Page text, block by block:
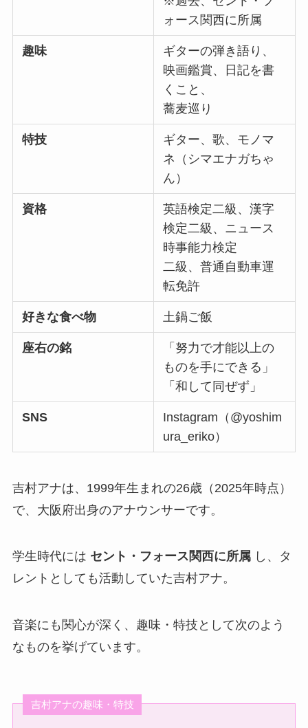
ォース関西に所属
趣味
ギターの弾き語り、
映画鑑賞、日記を書
くこと、
蕎麦巡り
特技
ギター、歌、モノマ
ネ（シマエナガちゃ
ん）
資格
英語検定二級、漢字
検定二級、ニュース
時事能力検定
二級、普通自動車運
転免許
好きな食べ物 土鍋ご飯
座右の銘
「努力で才能以上の
ものを手にできる」
「和して同ぜず」
SNS
Instagram（@yoshim
ura_eriko）
吉村アナは、1999年生まれの26歳（2025年時点）
で、大阪府出身のアナウンサーです。
学生時代には セント・フォース関西に所属し、タ
レントとしても活動していた吉村アナ。
音楽にも関心が深く、趣味・特技として次のよう
なものを挙げています。
吉村アナの趣味・特技